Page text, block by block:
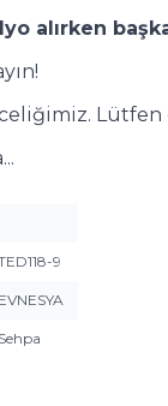
alırken
Lütfen
9
EVNESYA
Sehpa